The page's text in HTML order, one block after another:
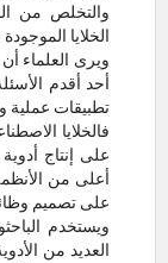
والتخلص من
الخلايا
ويرى العلماء
أحد أقدم
تطبيقات عملية
فالخلايا
على إنتاج
أعلى من الأنظمة
على تصميم
ويستخدم
العديد من